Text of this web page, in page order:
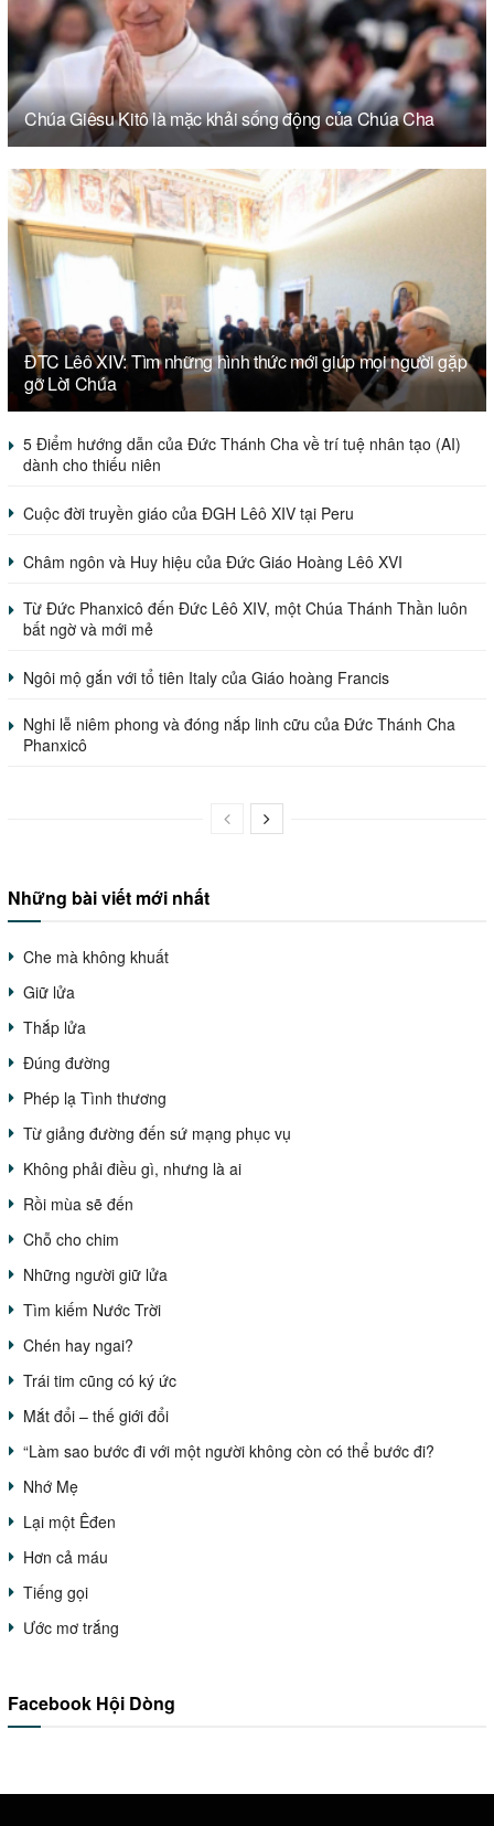
Chúa Giêsu Kitô là mặc khải sống động của Chúa Cha
ĐTC Lêô XIV: Tìm những hình thức mới giúp mọi người gặp
gỡ Lời Chúa
5 Điểm hướng dẫn của Đức Thánh Cha về trí tuệ nhân tạo (AI)
dành cho thiếu niên
Cuộc đời truyền giáo của ĐGH Lêô XIV tại Peru
Châm ngôn và Huy hiệu của Đức Giáo Hoàng Lêô XVI
Từ Đức Phanxicô đến Đức Lêô XIV, một Chúa Thánh Thần luôn
bất ngờ và mới mẻ
Ngôi mộ gắn với tổ tiên Italy của Giáo hoàng Francis
Nghi lễ niêm phong và đóng nắp linh cữu của Đức Thánh Cha
Phanxicô
Những bài viết mới nhất
Che mà không khuất
Giữ lửa
Thắp lửa
Đúng đường
Phép lạ Tình thương
Từ giảng đường đến sứ mạng phục vụ
Không phải điều gì, nhưng là ai
Rồi mùa sẽ đến
Chỗ cho chim
Những người giữ lửa
Tìm kiếm Nước Trời
Chén hay ngai?
Trái tim cũng có ký ức
Mắt đổi – thế giới đổi
“Làm sao bước đi với một người không còn có thể bước đi?
Nhớ Mẹ
Lại một Êđen
Hơn cả máu
Tiếng gọi
Ước mơ trắng
Facebook Hội Dòng